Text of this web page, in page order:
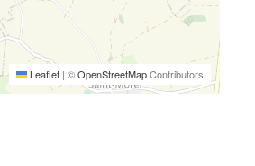
Leaflet | ©OpenStreetMapContributors